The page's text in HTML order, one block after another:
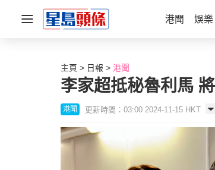
港聞 娛樂
主頁 日報 港聞
李家超抵秘魯利馬
港聞 更新時間：03:00 2024-11-15 HKT